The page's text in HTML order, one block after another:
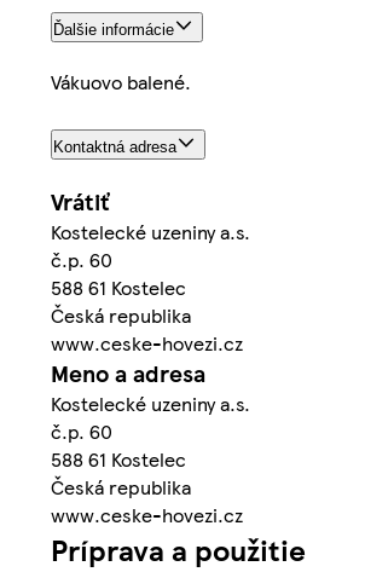
Ďalšie informácie
Vákuovo balené.
Kontaktná adresa
Vrátiť
Kostelecké uzeniny a.s.
č.p. 60
588 61 Kostelec
Česká republika
www.ceske-hovezi.cz
Meno a adresa
Kostelecké uzeniny a.s.
č.p. 60
588 61 Kostelec
Česká republika
www.ceske-hovezi.cz
Príprava a použitie